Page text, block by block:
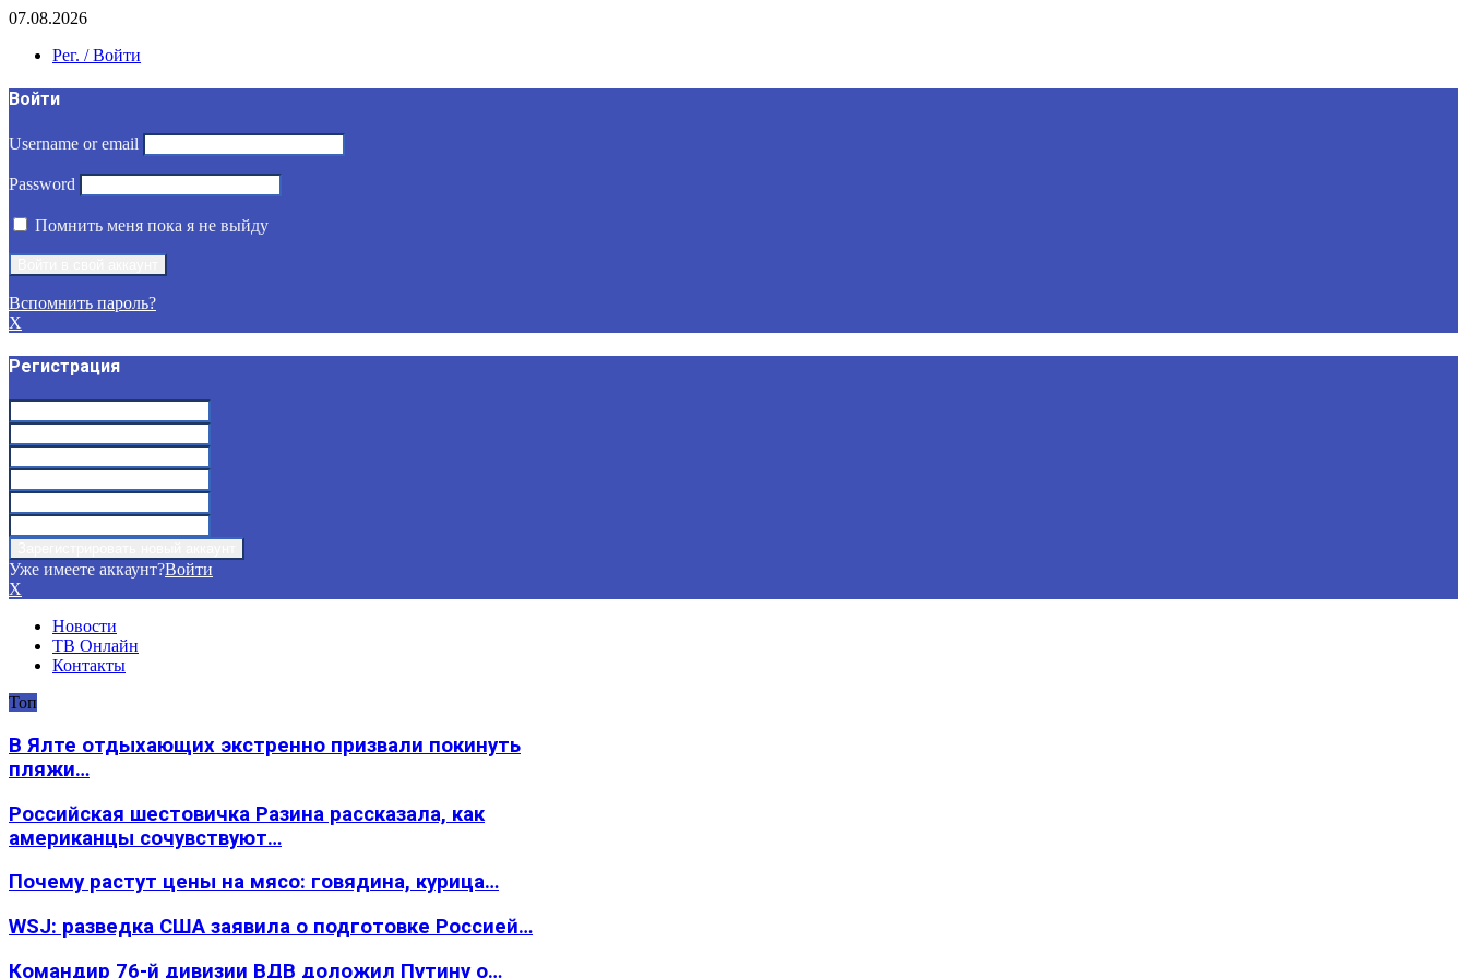
07.08.2026
Рег. / Войти
Войти
Username or email
Password
Помнить меня пока я не выйду
Вспомнить пароль?
X
Регистрация
Уже имеете аккаунт?Войти
X
Новости
ТВ Онлайн
Контакты
Топ
В Ялте отдыхающих экстренно призвали покинуть
пляжи…
Российская шестовичка Разина рассказала, как
американцы сочувствуют…
Почему растут цены на мясо: говядина, курица…
WSJ: разведка США заявила о подготовке Россией…
Командир 76-й дивизии ВДВ доложил Путину о…